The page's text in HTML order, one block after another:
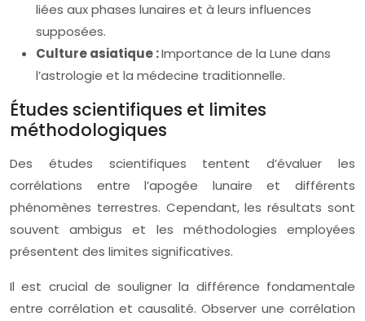
liées aux phases lunaires et à leurs influences
supposées.
Culture asiatique :Importance de la Lune dans
l’astrologie et la médecine traditionnelle.
Études scientifiques et limites
méthodologiques
Des études scientifiques tentent d’évaluer les
corrélations entre l’apogée lunaire et différents
phénomènes terrestres. Cependant, les résultats sont
souvent ambigus et les méthodologies employées
présentent des limites significatives.
Il est crucial de souligner la différence fondamentale
entre corrélation et causalité. Observer une corrélation